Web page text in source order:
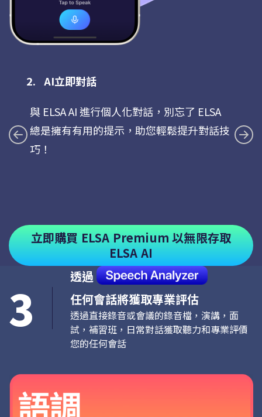
AI立即對話
與 ELSA AI 進行個人化對話，別忘了 ELSA
總是擁有有用的提示，助您輕鬆提升對話技
巧！
立即購買 ELSA Premium 以無限存取
ELSA AI
3
透過
任何會話將獲取專業評估
透過直接錄音或會議的錄音檔，演講，面
試，補習班，日常對話獲取聽力和專業評價
您的任何會話